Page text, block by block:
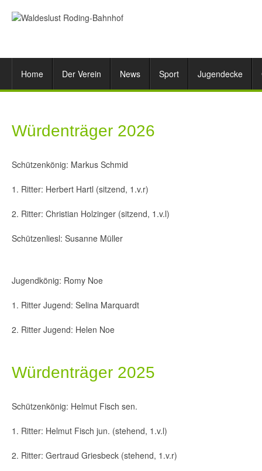
Home Der Verein News Sport Jugendecke
Würdenträger 2026
Schützenkönig: Markus Schmid
1. Ritter: Herbert Hartl (sitzend, 1.v.r)
2. Ritter: Christian Holzinger (sitzend, 1.v.l)
Schützenliesl: Susanne Müller
Jugendkönig: Romy Noe
1. Ritter Jugend: Selina Marquardt
2. Ritter Jugend: Helen Noe
Würdenträger 2025
Schützenkönig: Helmut Fisch sen.
1. Ritter: Helmut Fisch jun. (stehend, 1.v.l)
2. Ritter: Gertraud Griesbeck (stehend, 1.v.r)